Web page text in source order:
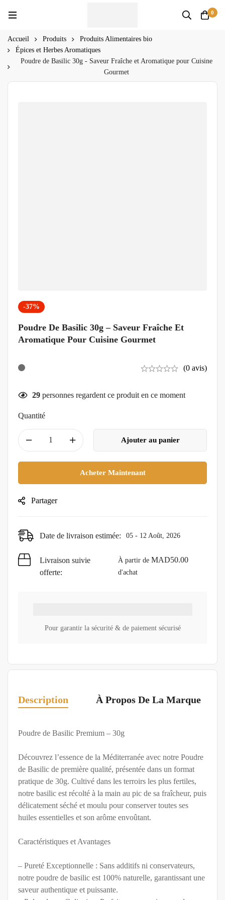
0
Accueil Produits
Produits Alimentaires bio
Épices et Herbes Aromatiques
Poudre de Basilic 30g - Saveur Fraîche et Aromatique pour Cuisine
Gourmet
-37%
Poudre De Basilic 30g – Saveur Fraîche Et
Aromatique Pour Cuisine Gourmet
(0 avis)
29 personnes regardent ce produit en ce moment
Quantité
Ajouter au panier
Acheter Maintenant
Partager
Date de livraison estimée: 05 - 12 Août, 2026
Livraison suivie
offerte:
À partir de MAD50.00
d'achat
Pour garantir la sécurité & de paiement sécurisé
Description À Propos De La Marque
Poudre de Basilic Premium – 30g
Découvrez l’essence de la Méditerranée avec notre Poudre
de Basilic de première qualité, présentée dans un format
pratique de 30g. Cultivé dans les terroirs les plus fertiles,
notre basilic est récolté à la main au pic de sa fraîcheur, puis
délicatement séché et moulu pour conserver toutes ses
huiles essentielles et son arôme envoûtant.
Caractéristiques et Avantages
– Pureté Exceptionnelle : Sans additifs ni conservateurs,
notre poudre de basilic est 100% naturelle, garantissant une
saveur authentique et puissante.